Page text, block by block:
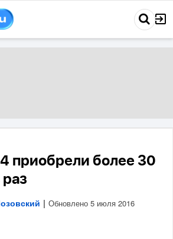
приобрели более 30
| Обновлено 5 июля 2016